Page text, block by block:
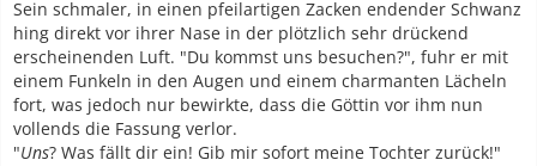
Sein schmaler, in einen pfeilartigen Zacken endender Schwanz
hing direkt vor ihrer Nase in der plötzlich sehr drückend
erscheinenden Luft. "Du kommst uns besuchen?", fuhr er mit
einem Funkeln in den Augen und einem charmanten Lächeln
fort, was jedoch nur bewirkte, dass die Göttin vor ihm nun
vollends die Fassung verlor.
"Uns? Was fällt dir ein! Gib mir sofort meine Tochter zurück!"